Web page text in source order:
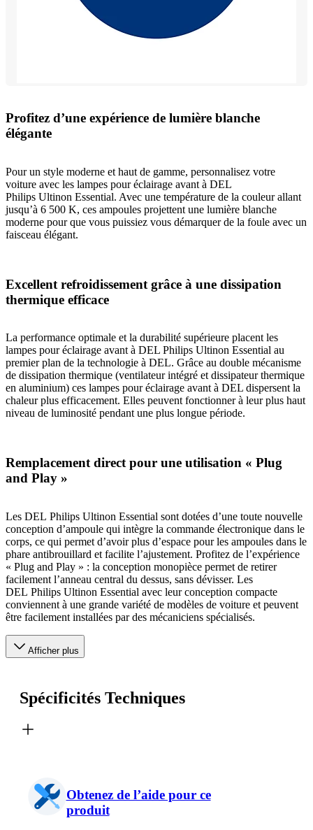
Profitez d’une expérience de lumière blanche
élégante
Pour un style moderne et haut de gamme, personnalisez votre
voiture avec les lampes pour éclairage avant à DEL
Philips Ultinon Essential. Avec une température de la couleur allant
jusqu’à 6 500 K, ces ampoules projettent une lumière blanche
moderne pour que vous puissiez vous démarquer de la foule avec un
faisceau élégant.
Excellent refroidissement grâce à une dissipation
thermique efficace
La performance optimale et la durabilité supérieure placent les
lampes pour éclairage avant à DEL Philips Ultinon Essential au
premier plan de la technologie à DEL. Grâce au double mécanisme
de dissipation thermique (ventilateur intégré et dissipateur thermique
en aluminium) ces lampes pour éclairage avant à DEL dispersent la
chaleur plus efficacement. Elles peuvent fonctionner à leur plus haut
niveau de luminosité pendant une plus longue période.
Remplacement direct pour une utilisation « Plug
and Play »
Les DEL Philips Ultinon Essential sont dotées d’une toute nouvelle
conception d’ampoule qui intègre la commande électronique dans le
corps, ce qui permet d’avoir plus d’espace pour les ampoules dans le
phare antibrouillard et facilite l’ajustement. Profitez de l’expérience
« Plug and Play » : la conception monopièce permet de retirer
facilement l’anneau central du dessus, sans dévisser. Les
DEL Philips Ultinon Essential avec leur conception compacte
conviennent à une grande variété de modèles de voiture et peuvent
être facilement installées par des mécaniciens spécialisés.
Afficher plus
Spécificités Techniques
Obtenez de l’aide pour ce
produit